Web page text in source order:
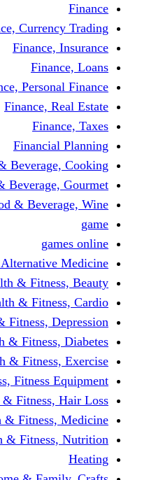
Finance,
Finance,
Finance,
Food &
Food &
Food &
Health & Fitness,
Health &
Health &
Health & Fitness,
Health &
Health &
Health & Fitness,
Health &
Health &
Health &